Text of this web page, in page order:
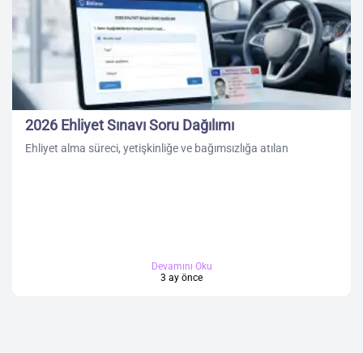
2026 Ehliyet Sınavı Soru Dağılımı
Ehliyet alma süreci, yetişkinliğe ve bağımsızlığa atılan
Devamını Oku
3 ay önce